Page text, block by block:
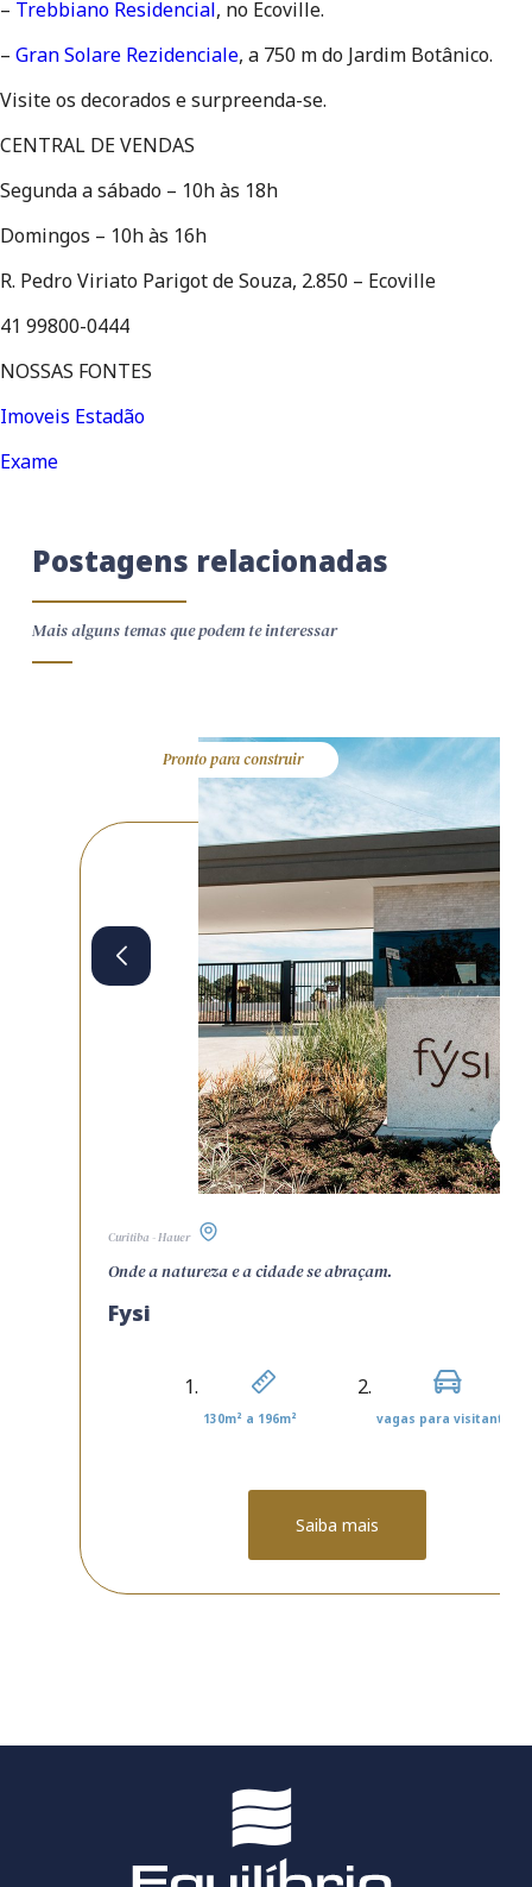
– Trebbiano Residencial, no Ecoville.
– Gran Solare Rezidenciale, a 750 m do Jardim Botânico.
Visite os decorados e surpreenda-se.
CENTRAL DE VENDAS
Segunda a sábado – 10h às 18h
Domingos – 10h às 16h
R. Pedro Viriato Parigot de Souza, 2.850 – Ecoville
41 99800-0444
NOSSAS FONTES
Imoveis Estadão
Exame
Postagens relacionadas
Mais alguns temas que podem te interessar
Pronto para construir
Curitiba - Hauer
Onde a natureza e a cidade se abraçam.
Fysi
130m² a 196m² vagas para visitantes
Saiba mais